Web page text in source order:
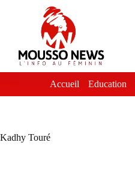
Accueil Education
Kadhy Touré